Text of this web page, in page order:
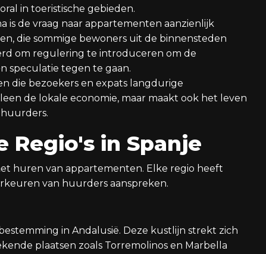
in toeristische gebieden.
is de vraag naar appartementen aanzienlijk
die sommige bewoners uit de binnensteden
om regulering te introduceren om de
speculatie tegen te gaan.
die bezoekers en expats langdurige
de lokale economie, maar maakt ook het leven
Regio's in Spanje
huren van appartementen. Elke regio heeft
van huurders aanspreken.
in Andalusië. Deze kustlijn strekt zich
plaatsen zoals Torremolinos en Marbella